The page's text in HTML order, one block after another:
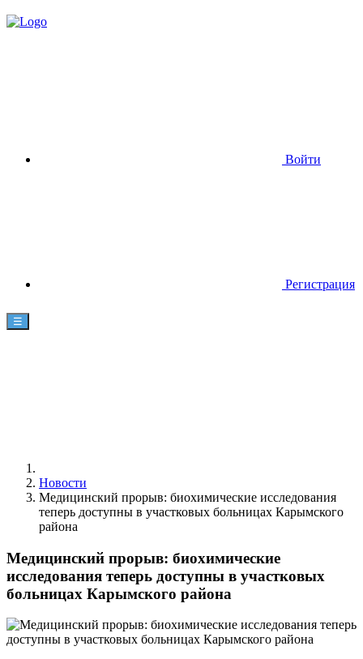
Войти
Регистрация
☰
Новости
Медицинский прорыв: биохимические исследования
теперь доступны в участковых больницах Карымского
района
Медицинский прорыв: биохимические
исследования теперь доступны в участковых
больницах Карымского района